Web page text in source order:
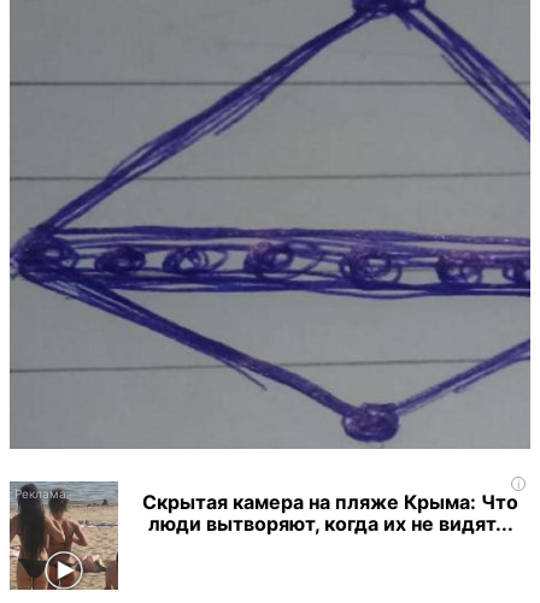
i
Скрытая камера на пляже Крыма: Что
люди вытворяют, когда их не видят...